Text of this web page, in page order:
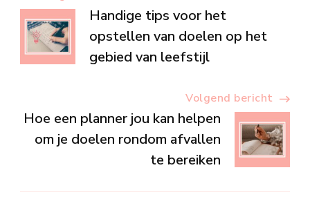
Handige tips voor het
opstellen van doelen op het
gebied van leefstijl
Volgend bericht
Hoe een planner jou kan helpen
om je doelen rondom afvallen
te bereiken